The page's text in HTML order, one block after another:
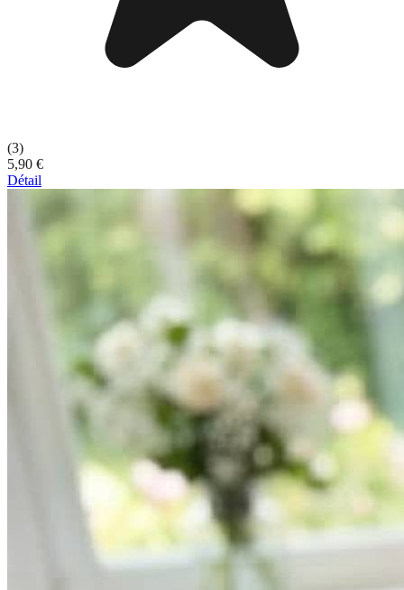
(3)
5,90 €
Détail